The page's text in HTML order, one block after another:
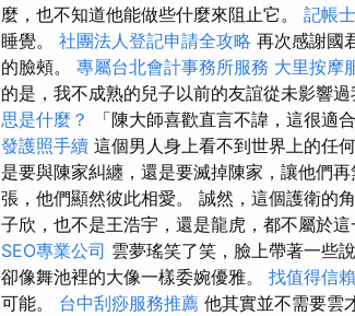
麼，也不知道他能做些什麼來阻止它。 記帳士
睡覺。 社團法人登記申請全攻略 再次感謝國
的臉頰。 專屬台北會計事務所服務 大里按摩
的是，我不成熟的兒子以前的友誼從未影響
思是什麼？
「陳大師喜歡直言不諱，這很適
發護照手續 這個男人身上看不到世界上的任
是要與陳家糾纏，還是要滅掉陳家，讓他們再
張，他們顯然彼此相愛。 誠然，這個護衛的
子欣，也不是王浩宇，還是龍虎，都不屬於這
SEO專業公司 雲夢瑤笑了笑，臉上帶著一些
卻像舞池裡的大像一樣委婉優雅。 找值得信
可能。 台中刮痧服務推薦 他其實並不需要雲